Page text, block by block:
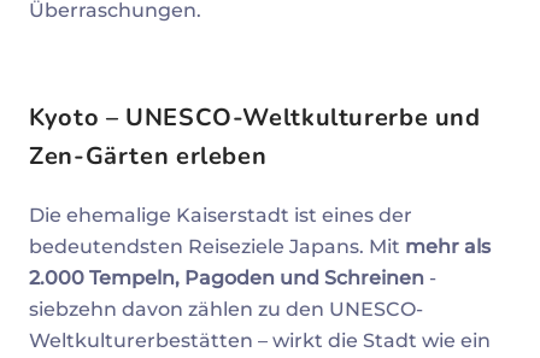
Überraschungen.
Kyoto – UNESCO-Weltkulturerbe und
Zen-Gärten erleben
Die ehemalige Kaiserstadt ist eines der
bedeutendsten Reiseziele Japans. Mit mehr als
2.000 Tempeln, Pagoden und Schreinen -
siebzehn davon zählen zu den UNESCO-
Weltkulturerbestätten – wirkt die Stadt wie ein